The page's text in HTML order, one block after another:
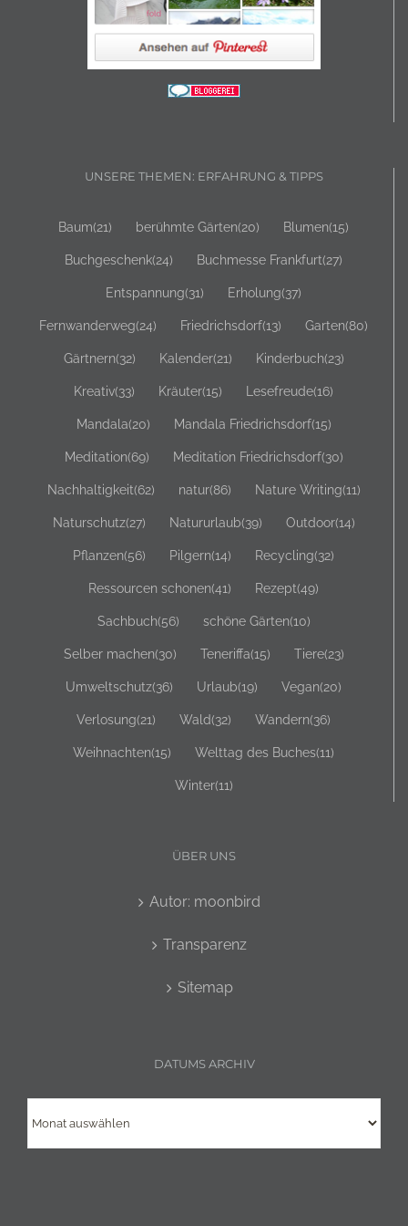
UNSERE THEMEN: ERFAHRUNG & TIPPS
Baum(21) berühmte Gärten(20) Blumen(15)
Buchgeschenk(24) Buchmesse Frankfurt(27)
Entspannung(31) Erholung(37)
Fernwanderweg(24) Friedrichsdorf(13) Garten(80)
Gärtnern(32) Kalender(21) Kinderbuch(23)
Kreativ(33) Kräuter(15) Lesefreude(16)
Mandala(20) Mandala Friedrichsdorf(15)
Meditation(69) Meditation Friedrichsdorf(30)
Nachhaltigkeit(62) natur(86) Nature Writing(11)
Naturschutz(27) Natururlaub(39) Outdoor(14)
Pflanzen(56) Pilgern(14) Recycling(32)
Ressourcen schonen(41) Rezept(49)
Sachbuch(56) schöne Gärten(10)
Selber machen(30) Teneriffa(15) Tiere(23)
Umweltschutz(36) Urlaub(19) Vegan(20)
Verlosung(21) Wald(32) Wandern(36)
Weihnachten(15) Welttag des Buches(11)
Winter(11)
ÜBER UNS
Autor: moonbird
Transparenz
Sitemap
DATUMS ARCHIV
Archiv